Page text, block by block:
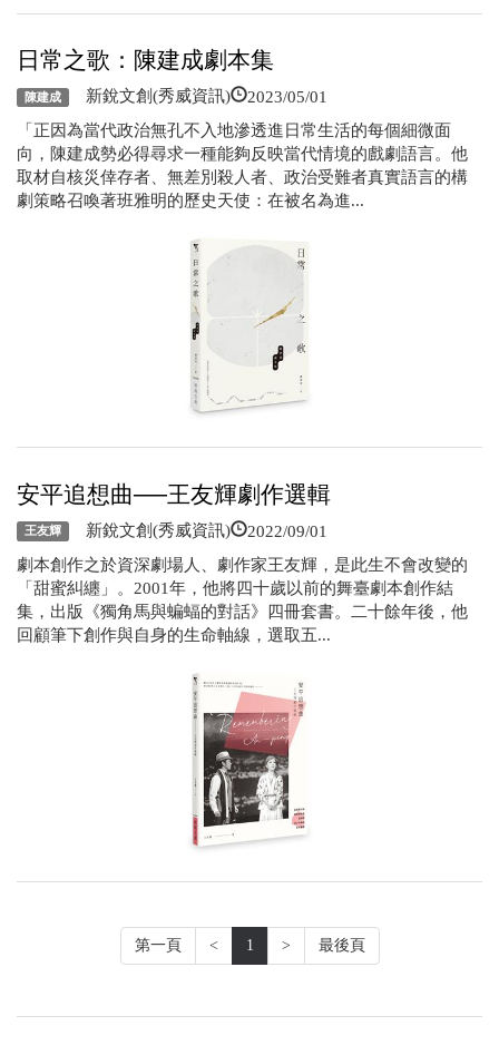
日常之歌：陳建成劇本集
陳建成 新銳文創(秀威資訊) 2023/05/01
「正因為當代政治無孔不入地滲透進日常生活的每個細微面
向，陳建成勢必得尋求一種能夠反映當代情境的戲劇語言。他
取材自核災倖存者、無差別殺人者、政治受難者真實語言的構
劇策略召喚著班雅明的歷史天使：在被名為進...
安平追想曲──王友輝劇作選輯
王友輝 新銳文創(秀威資訊) 2022/09/01
劇本創作之於資深劇場人、劇作家王友輝，是此生不會改變的
「甜蜜糾纏」。2001年，他將四十歲以前的舞臺劇本創作結
集，出版《獨角馬與蝙蝠的對話》四冊套書。二十餘年後，他
回顧筆下創作與自身的生命軸線，選取五...
第一頁 < 1 > 最後頁